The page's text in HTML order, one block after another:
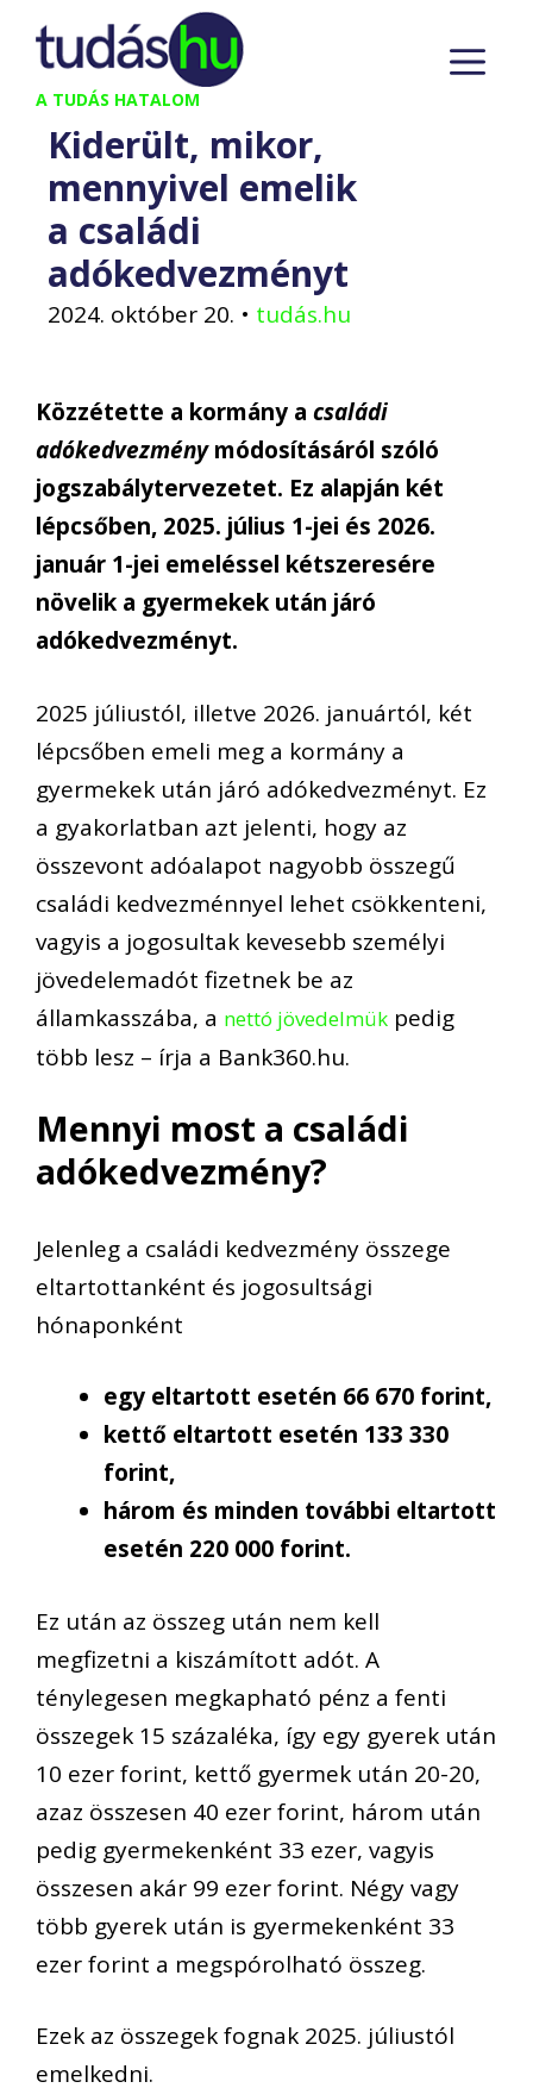
Kilépés
tartalomba
A TUDÁS HATALOM
Kiderült, mikor,
mennyivel emelik
a családi
adókedvezményt
2024. október 20. • tudás.hu
Közzétette a kormány a családi
adókedvezménymódosításáról szóló
jogszabálytervezetet. Ez alapján két
lépcsőben, 2025. július 1-jei és 2026.
január 1-jei emeléssel kétszeresére
növelik a gyermekek után járó
adókedvezményt.
2025 júliustól, illetve 2026. januártól, két
lépcsőben emeli meg a kormány a
gyermekek után járó adókedvezményt. Ez
a gyakorlatban azt jelenti, hogy az
összevont adóalapot nagyobb összegű
családi kedvezménnyel lehet csökkenteni,
vagyis a jogosultak kevesebb személyi
jövedelemadót fizetnek be az
államkasszába, a nettó jövedelmük pedig
több lesz – írja a Bank360.hu.
Mennyi most a családi
adókedvezmény?
Jelenleg a családi kedvezmény összege
eltartottanként és jogosultsági
hónaponként
egy eltartott esetén 66 670 forint,
kettő eltartott esetén 133 330
forint,
három és minden további eltartott
esetén 220 000 forint.
Ez után az összeg után nem kell
megfizetni a kiszámított adót. A
ténylegesen megkapható pénz a fenti
összegek 15 százaléka, így egy gyerek után
10 ezer forint, kettő gyermek után 20-20,
azaz összesen 40 ezer forint, három után
pedig gyermekenként 33 ezer, vagyis
összesen akár 99 ezer forint. Négy vagy
több gyerek után is gyermekenként 33
ezer forint a megspórolható összeg.
Ezek az összegek fognak 2025. júliustól
emelkedni.